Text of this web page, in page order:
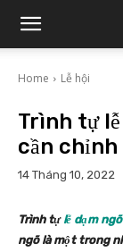
Home Lễ hội
Trình tự
cần chỉnh
14 Tháng 10, 2022
Trình tự lễ dạm ngõ
ngõ là một trong